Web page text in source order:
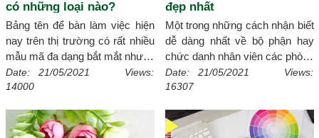
có những loại nào?
Bảng tên để bàn làm việc hiện
nay trên thị trường có rất nhiều
mẫu mã đa dạng bắt mắt nhưng
không biết bao gồm có bao
nhiêu loại, để biết được các loại
bài viết dưới đây nhé![Chi tiết]
Date: 21/05/2021 Views:
14000
đẹp nhất
Một trong những cách nhận biết
dễ dàng nhất về bộ phận hay
chức danh nhân viên các phòng
ban chính là bảng tên để bàn.
Dưới đây những mẫu bảng tên
chuộng cùng theo dõi bài viết
của Xmagic.vn
[Chi tiết]
Date: 21/05/2021 Views:
16307